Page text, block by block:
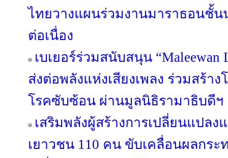
ไทยวางแผนร่วมงานมาราธอนชั้น
ต่อเนื่อง
เบเยอร์ร่วมสนับสนุน “Maleewan
ส่งต่อพลังแห่งเสียงเพลง ร่วมสร้า
โรคซับซ้อน ผ่านมูลนิธิรามาธิบดีฯ
เสริมพลังผู้สร้างการเปลี่ยนแปล
เยาวชน 110 คน ขับเคลื่อนผลกร